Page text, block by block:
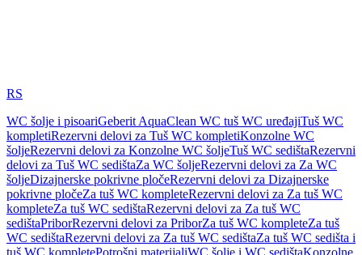
RS
WC šolje i pisoariGeberit AquaClean WC tuš WC uređajiTuš WC
kompletiRezervni delovi za Tuš WC kompletiKonzolne WC
šoljeRezervni delovi za Konzolne WC šoljeTuš WC sedištaRezervni
delovi za Tuš WC sedištaZa WC šoljeRezervni delovi za Za WC
šoljeDizajnerske pokrivne pločeRezervni delovi za Dizajnerske
pokrivne pločeZa tuš WC kompleteRezervni delovi za Za tuš WC
kompleteZa tuš WC sedištaRezervni delovi za Za tuš WC
sedištaPriborRezervni delovi za PriborZa tuš WC kompleteZa tuš
WC sedištaRezervni delovi za Za tuš WC sedištaZa tuš WC sedišta i
tuš WC kompletePotrošni materijaliWC šolje i WC sedištaKonzolne